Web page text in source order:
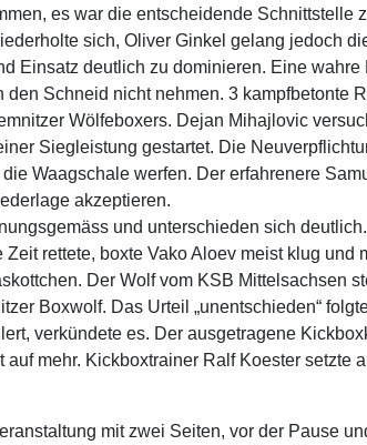
es war die entscheidende Schnittstelle
sich, Oliver Ginkel gelang jedoch
Einsatz deutlich zu dominieren. Eine wahre
Schneid nicht nehmen. 3 kampfbetonte
Wölfeboxers. Dejan Mihajlovic
Siegleistung gestartet. Die
Waagschale werfen. Der erfahrenere
akzeptieren.
und unterschieden sich
rettete, boxte Vako Aloev meist klug und
Der Wolf vom KSB Mittelsachsen
Boxwolf. Das Urteil „unentschieden“
verkündete es. Der ausgetragene
mehr. Kickboxtrainer Ralf Koester setzte
mit zwei Seiten, vor der Pause